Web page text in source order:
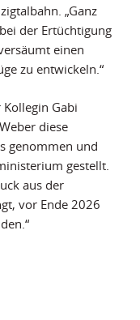
„Ganz
der Ertüchtigung
einen
zu entwickeln.“
Gabi
diese
genommen und
gestellt.
aus der
vor Ende 2026